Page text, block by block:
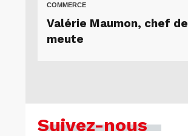
COMMERCE
Valérie Maumon, chef de
meute
Suivez-nous